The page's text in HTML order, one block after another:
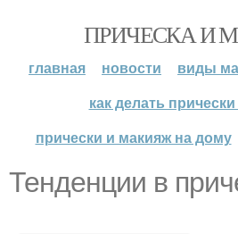
ПРИЧЕСКА И
главная новости
виды
как делать
прически и макияж на дому
Тенденции в